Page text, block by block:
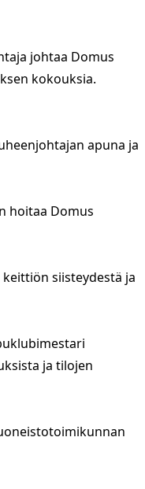
johtaa Domus
kokouksia.
apuna ja
hoitaa Domus
siisteydestä ja
ja tilojen